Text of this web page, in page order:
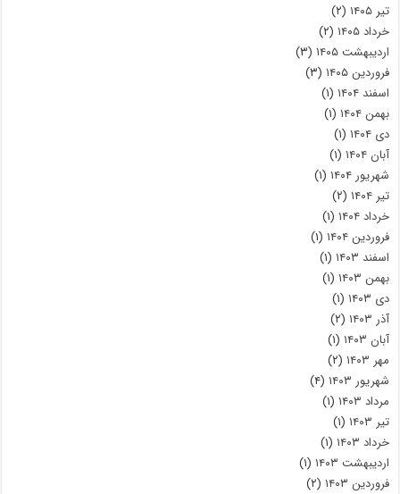
تیر ۱۴۰۵
(۲)
خرداد ۱۴۰۵
(۲)
اردیبهشت ۱۴۰۵
(۳)
فروردین ۱۴۰۵
(۳)
اسفند ۱۴۰۴
(۱)
بهمن ۱۴۰۴
(۱)
دی ۱۴۰۴
(۱)
آبان ۱۴۰۴
(۱)
شهریور ۱۴۰۴
(۱)
تیر ۱۴۰۴
(۲)
خرداد ۱۴۰۴
(۱)
فروردین ۱۴۰۴
(۱)
اسفند ۱۴۰۳
(۱)
بهمن ۱۴۰۳
(۱)
دی ۱۴۰۳
(۱)
آذر ۱۴۰۳
(۲)
آبان ۱۴۰۳
(۱)
مهر ۱۴۰۳
(۲)
شهریور ۱۴۰۳
(۴)
مرداد ۱۴۰۳
(۱)
تیر ۱۴۰۳
(۱)
خرداد ۱۴۰۳
(۱)
اردیبهشت ۱۴۰۳
(۱)
فروردین ۱۴۰۳
(۲)